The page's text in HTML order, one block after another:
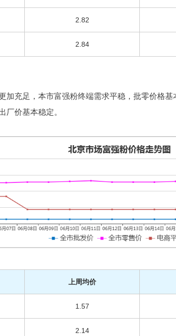
2.82
2.84
加充足，本市富强粉终端需求平稳，批零价格
厂价基本稳定。
上周均价
1.57
2.14